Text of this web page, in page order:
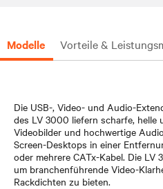
Modelle Vorteile &
Die USB-, Video- und Audio-
des LV 3000 liefern scharfe, helle
Videobilder und hochwertige
Screen-Desktops in einer
oder mehrere CATx-Kabel. Die LV
um branchenführende Video-
Rackdichten zu bieten.